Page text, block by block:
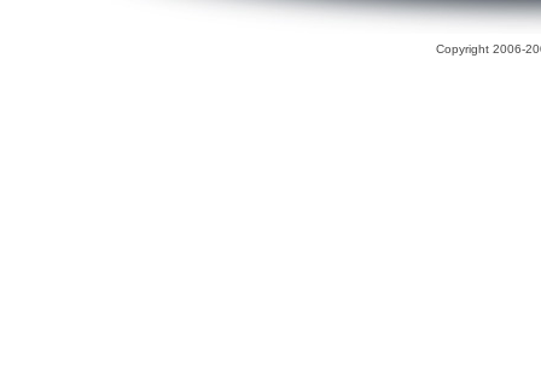
Copyright 2006-